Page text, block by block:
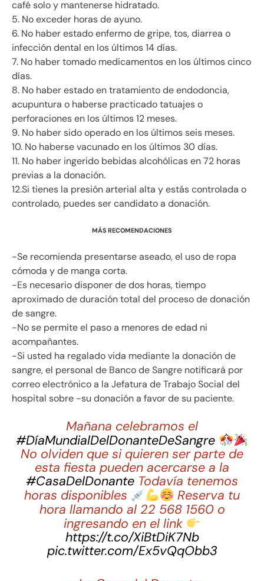
café solo y mantenerse hidratado.
5. No exceder horas de ayuno.
6. No haber estado enfermo de gripe, tos, diarrea o
infección dental en los últimos 14 días.
7. No haber tomado medicamentos en los últimos cinco
días.
8. No haber estado en tratamiento de endodoncia,
acupuntura o haberse practicado tatuajes o
perforaciones en los últimos 12 meses.
9. No haber sido operado en los últimos seis meses.
10. No haberse vacunado en los últimos 30 días.
11. No haber ingerido bebidas alcohólicas en 72 horas
previas a la donación.
12.Si tienes la presión arterial alta y estás controlada o
controlado, puedes ser candidato a donación.
MÁS RECOMENDACIONES
-Se recomienda presentarse aseado, el uso de ropa
cómoda y de manga corta.
-Es necesario disponer de dos horas, tiempo
aproximado de duración total del proceso de donación
de sangre.
-No se permite el paso a menores de edad ni
acompañantes.
-Si usted ha regalado vida mediante la donación de
sangre, el personal de Banco de Sangre notificará por
correo electrónico a la Jefatura de Trabajo Social del
hospital sobre -su donación a favor de su paciente.
Mañana celebramos el
#DíaMundialDelDonanteDeSangre
No olviden que si quieren ser parte de
esta fiesta pueden acercarse a la
#CasaDelDonante Todavía tenemos
horas disponibles
Reserva tu
hora llamando al 22 568 1560 o
ingresando en el link
https://t.co/XiBtDiK7Nb
pic.twitter.com/Ex5vQqObb3